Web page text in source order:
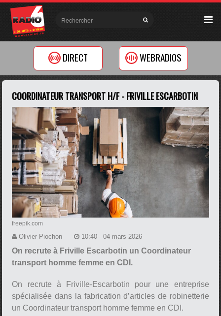
DIRECT WEBRADIOS
COORDINATEUR TRANSPORT H/F - FRIVILLE ESCARBOTIN
freepik.com
Olivier Piochon 10:40 - 04 mars 2026
On recrute à Friville Escarbotin un Coordinateur
transport homme femme en CDI.
On recrute à Friville-Escarbotin pour une entreprise
spécialisée dans la fabrication d’articles de robinetterie
un Coordinateur transport homme femme en CDI.